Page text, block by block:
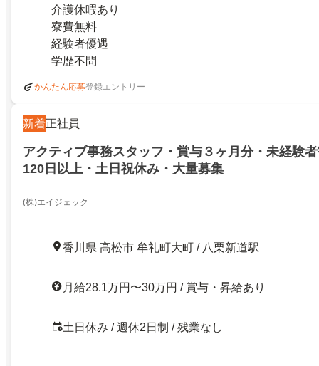
介護休暇あり
寮費無料
経験者優遇
学歴不問
かんたん応募登録エントリー
新着正社員
アクティブ事務スタッフ・賞与３ヶ月分・未経験
120日以上・土日祝休み・大量募集
(株)エイジェック
香川県 高松市 牟礼町大町 / 八栗新道駅
月給28.1万円〜30万円 / 賞与・昇給あり
土日休み / 週休2日制 / 残業なし